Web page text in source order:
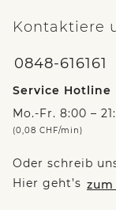
Kontaktiere
0848-616161
Service Hotline
Mo.-Fr. 8:00 –
(0,08 CHF/min)
Oder schreib
Hier geht’s